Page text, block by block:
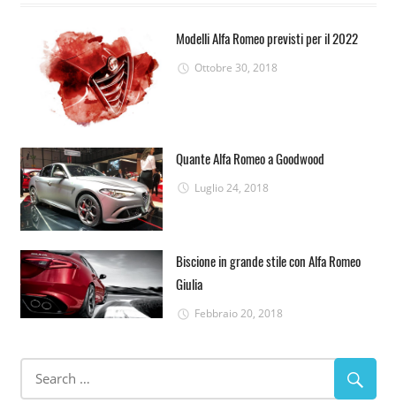
Modelli Alfa Romeo previsti per il 2022
Ottobre 30, 2018
Quante Alfa Romeo a Goodwood
Luglio 24, 2018
Biscione in grande stile con Alfa Romeo
Giulia
Febbraio 20, 2018